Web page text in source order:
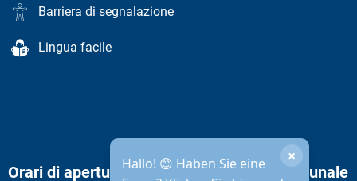
Barriera di segnalazione
Lingua facile
Hallo! 😊 Haben Sie eine
×
Orari di apertura dell'amministrazione comunale